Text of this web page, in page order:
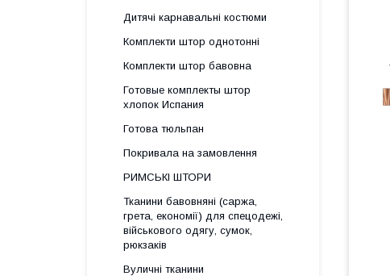
Дитячі карнавальні костюми
Комплекти штор однотонні
Комплекти штор бавовна
Готовые комплекты штор
хлопок Испания
Готова тюльпан
Покривала на замовлення
РИМСЬКІ ШТОРИ
Тканини бавовняні (саржа,
грета, економії) для спецодежі,
військового одягу, сумок,
рюкзаків
Вуличні тканини